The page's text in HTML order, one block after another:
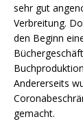
sehr gut
Verbreitung.
den Beginn
Andererseits
gemacht.